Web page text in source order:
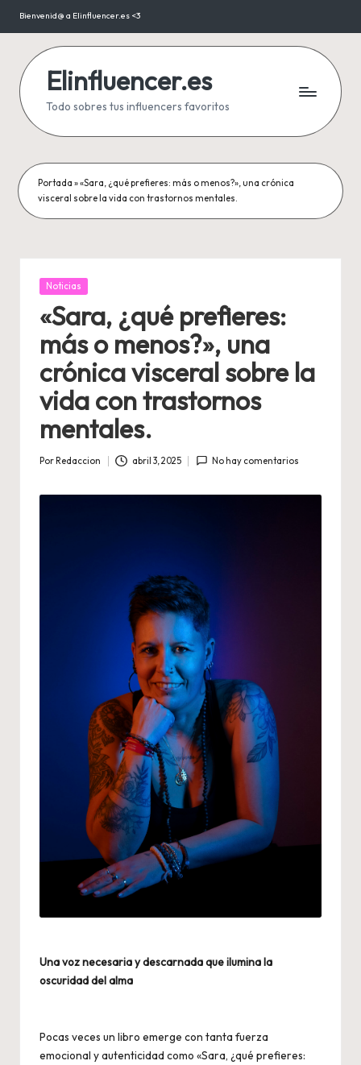
Saltar
contenido
Bienvenid@ a Elinfluencer.es <3
Elinfluencer.es
Todo sobres tus influencers favoritos
Portada »«Sara, ¿qué prefieres: más o menos?», una crónica
visceral sobre la vida con trastornos mentales.
Publicada
Noticias
«Sara, ¿qué prefieres:
más o menos?», una
crónica visceral sobre la
vida con trastornos
mentales.
Por Redaccion abril 3, 2025 No hay comentarios
Una voz necesaria y descarnada que ilumina la
oscuridad del alma
Pocas veces un libro emerge con tanta fuerza
emocional y autenticidad como «Sara, ¿qué prefieres: